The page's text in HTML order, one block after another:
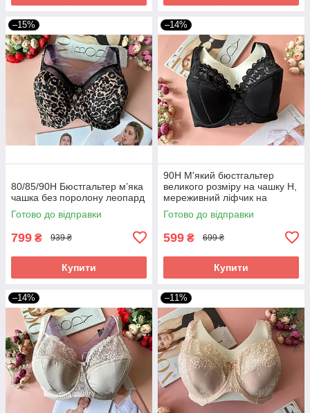
–15%
80/85/90H Бюстгальтер м’яка
чашка без поролону леопард
Готово до відправки
799 ₴ 939 ₴
Купити
–14%
90H М'який бюстгальтер
великого розміру на чашку H,
мереживний ліфчик на
8 розмір чорний
Готово до відправки
599 ₴ 699 ₴
Купити
–14% –11%